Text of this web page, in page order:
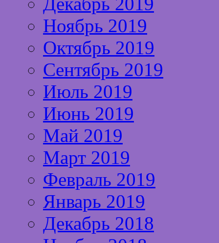
Ноябрь 2019
Октябрь 2019
Сентябрь 2019
Июль 2019
Июнь 2019
Май 2019
Март 2019
Февраль 2019
Январь 2019
Декабрь 2018